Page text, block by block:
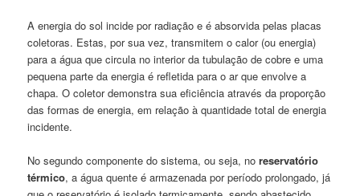
A energia do sol incide por radiação e é absorvida pelas placas
coletoras. Estas, por sua vez, transmitem o calor (ou energia)
para a água que circula no interior da tubulação de cobre e uma
pequena parte da energia é refletida para o ar que envolve a
chapa. O coletor demonstra sua eficiência através da proporção
das formas de energia, em relação à quantidade total de energia
incidente.
No segundo componente do sistema, ou seja, noreservatório
térmico, a água quente é armazenada por período prolongado, já